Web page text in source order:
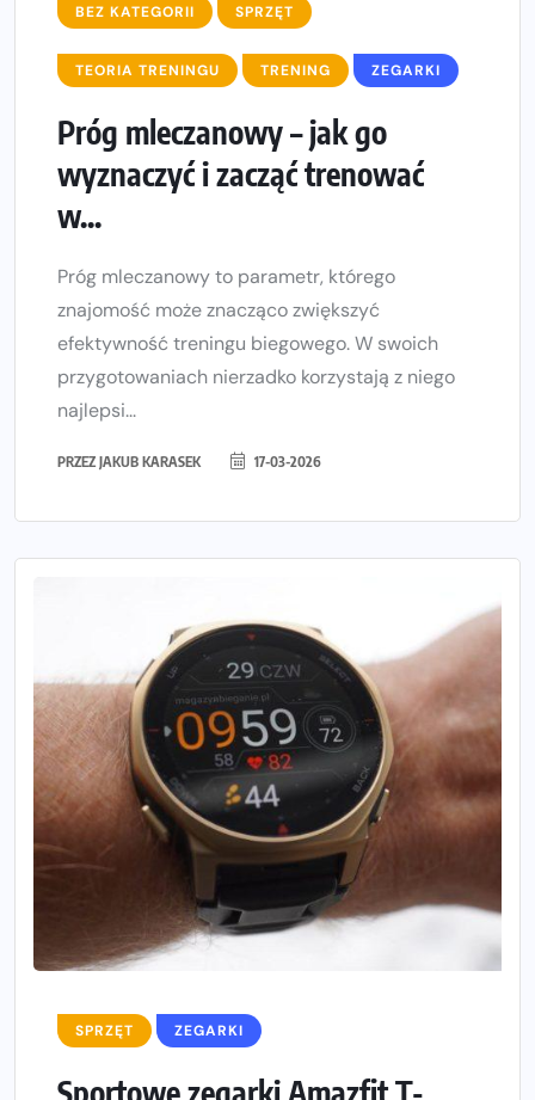
BEZ KATEGORII SPRZĘT
TEORIA TRENINGU TRENING ZEGARKI
Próg mleczanowy – jak go
wyznaczyć i zacząć trenować
w...
Próg mleczanowy to parametr, którego
znajomość może znacząco zwiększyć
efektywność treningu biegowego. W swoich
przygotowaniach nierzadko korzystają z niego
najlepsi...
PRZEZ JAKUB KARASEK 17-03-2026
SPRZĘT ZEGARKI
Sportowe zegarki Amazfit T-